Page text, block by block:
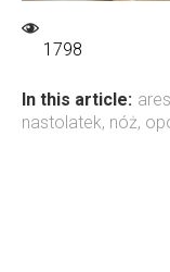
1798
In this article:
nastolatek, nóż,